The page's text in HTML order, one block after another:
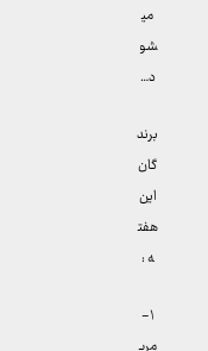
می
شو
د…
برند
گان
این
هفت
ه :
۱-